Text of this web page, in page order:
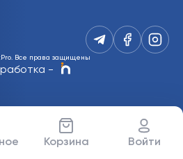
Все права защищены
-
Корзина Войти